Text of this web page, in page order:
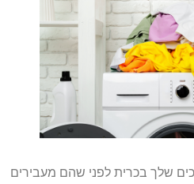
שלך בכרית לפני שהם מעבירים